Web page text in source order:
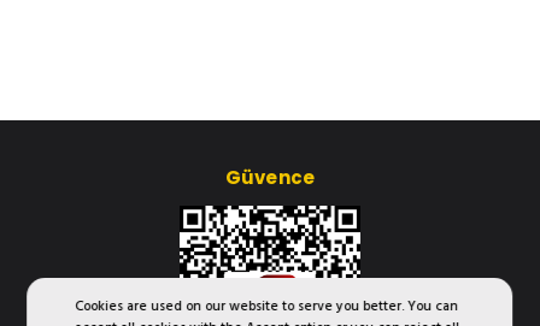
Cookies are used on our website to serve you better. You can
Güvence